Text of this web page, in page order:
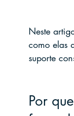
Neste
como elas
suporte
Por